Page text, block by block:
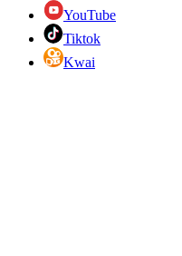
YouTube
Tiktok
Kwai